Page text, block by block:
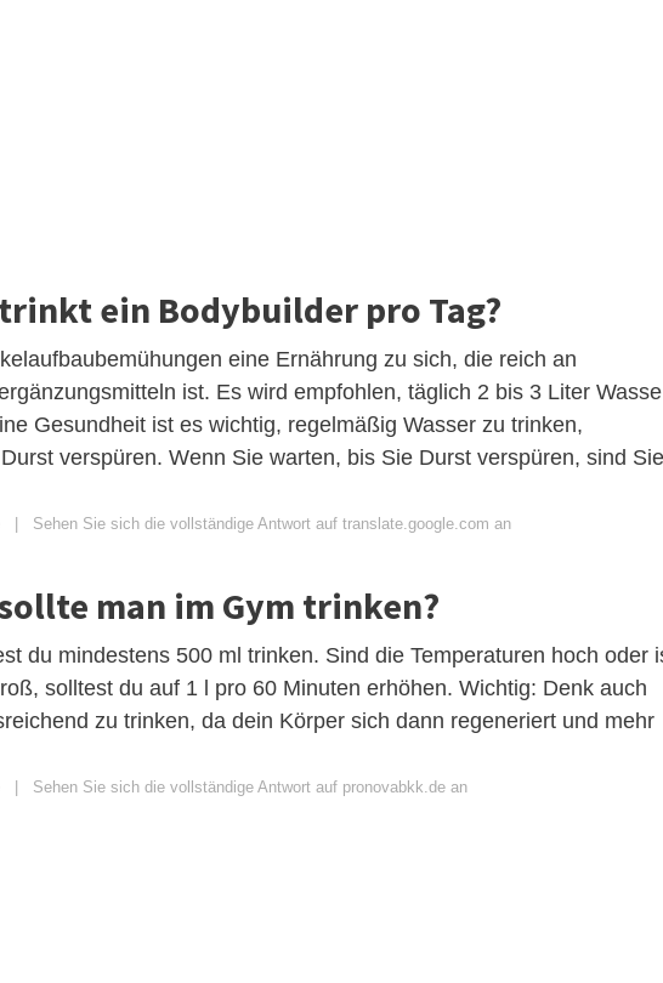
ein Bodybuilder pro Tag?
eine Ernährung zu sich, die reich an
ist. Es wird empfohlen, täglich 2 bis 3 Liter
Gesundheit ist es wichtig, regelmäßig Wasser zu trinken,
verspüren. Wenn Sie warten, bis Sie Durst verspüren, sind Sie
Sehen Sie sich die vollständige Antwort auf translate.google.com an
man im Gym trinken?
du mindestens 500 ml trinken. Sind die Temperaturen hoch oder
solltest du auf 1 l pro 60 Minuten erhöhen. Wichtig: Denk auch
zu trinken, da dein Körper sich dann regeneriert und mehr
Sehen Sie sich die vollständige Antwort auf pronovabkk.de an